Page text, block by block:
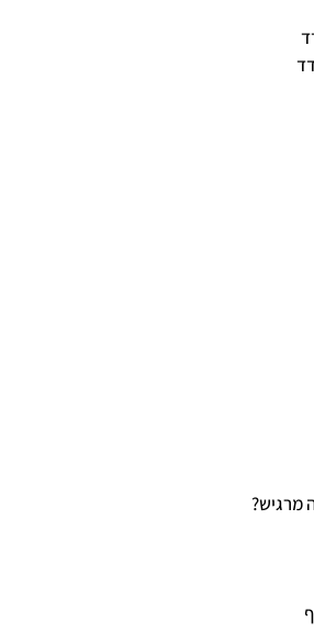
מרגיש?